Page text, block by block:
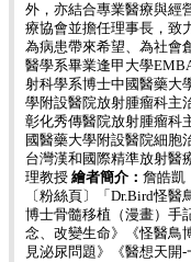
外，亦結合專業醫療與經
療協會並擔任理事長，致
為病患帶來希望、為社會
醫學系畢業逢甲大學
射科學系博士中國醫藥大
學附設醫院放射腫瘤科主
彰化秀傳醫院放射腫瘤科
國醫藥大學附設醫院細胞
台灣漢和國際精準放射醫
理教授 繪者簡介： 詹皓凱
〔粉絲頁〕「Dr.Bird怪
博士骨髓移植（漫畫）手
念、改變生命》《怪醫鳥
見泌尿問題》《醫想天開-